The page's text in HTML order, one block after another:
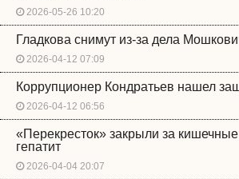
2026-05-26 10:20
Гладкова снимут из-за дела
2026-04-12 07:09
Коррупционер Кондратьев нашел
2026-04-12 06:56
«Перекресток» закрыли за
гепатит
2026-04-04 20:07